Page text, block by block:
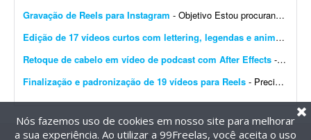
Gravação de Reels para Instagram - Objetivo Estou procurando um(a) criador(a) de conteúdo para gravar um vídeo em formato Reels (estilo UGC), que será utilizado como anúncio patrocinado no Instagram. O ...
Edição de 17 vídeos curtos com lettering, legendas e animações
Retoque de cabelo em vídeo de podcast com After Effects - Preciso corrigir uma entrada de cabelo (calvície) em um vídeo de podcast. O vídeo tem 55 minutos. A câmera é fixa e a entrada aparece sempre do lado esquerdo da t...
Finalização e padronização de 19 vídeos para Reels - Precisamos de um freelancer para realizar a pós-produção de 19 vídeos curtos, gravados para serem combinados posteriormente na criação de diferentes criati...
Nós fazemos uso de cookies em nosso site para melhorar
a sua experiência. Ao utilizar a 99Freelas, você aceita o uso